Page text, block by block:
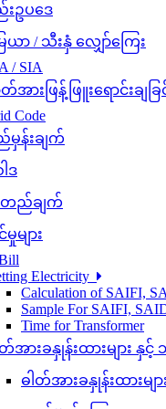
းဥပဒေ
ယာ / သီးနှံ လျှော်ကြေး
/ SIA
အားဖြန့်ဖြူးရောင်းချ
Code
မှန်းချက်
ဒ
တည်ချက်
များ
Electricity
Calculation of SAIFI,
Sample For SAIFI,
Time for Transformer
တ်အားခနှုန်းထားများ
ဓါတ်အားခနှုန်းထားမျာ